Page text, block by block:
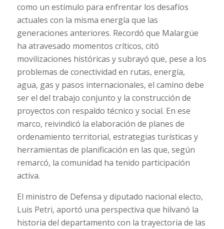
como un estímulo para enfrentar los desafíos
actuales con la misma energía que las
generaciones anteriores. Recordó que Malargüe
ha atravesado momentos críticos, citó
movilizaciones históricas y subrayó que, pese a los
problemas de conectividad en rutas, energía,
agua, gas y pasos internacionales, el camino debe
ser el del trabajo conjunto y la construcción de
proyectos con respaldo técnico y social. En ese
marco, reivindicó la elaboración de planes de
ordenamiento territorial, estrategias turísticas y
herramientas de planificación en las que, según
remarcó, la comunidad ha tenido participación
activa.
El ministro de Defensa y diputado nacional electo,
Luis Petri, aportó una perspectiva que hilvanó la
historia del departamento con la trayectoria de las